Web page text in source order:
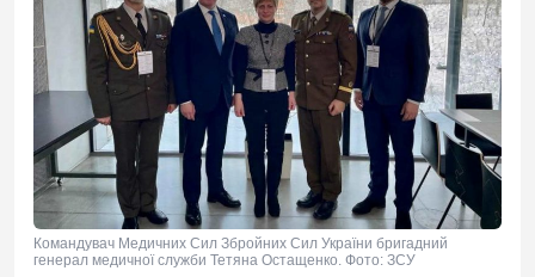
Командувач Медичних Сил Збройних Сил України бригадний
генерал медичної служби Тетяна Остащенко. Фото: ЗСУ